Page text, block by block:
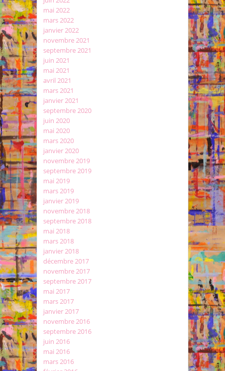
mai 2022
mars 2022
janvier 2022
novembre 2021
septembre 2021
juin 2021
mai 2021
avril 2021
mars 2021
janvier 2021
septembre 2020
juin 2020
mai 2020
mars 2020
janvier 2020
novembre 2019
septembre 2019
mai 2019
mars 2019
janvier 2019
novembre 2018
septembre 2018
mai 2018
mars 2018
janvier 2018
décembre 2017
novembre 2017
septembre 2017
mai 2017
mars 2017
janvier 2017
novembre 2016
septembre 2016
juin 2016
mai 2016
mars 2016